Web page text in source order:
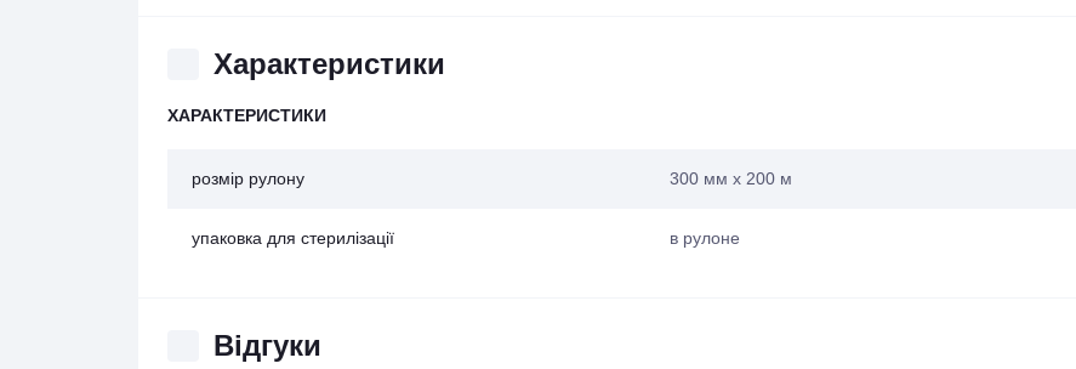
Характеристики
ХАРАКТЕРИСТИКИ
розмір рулону 300 мм х 200 м
упаковка для стерилізації в рулоне
Відгуки